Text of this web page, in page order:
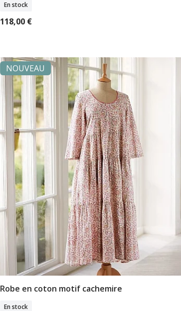
En stock
118,00 €
NOUVEAU
Sélectionner Tailles
Robe en coton motif cachemire
En stock